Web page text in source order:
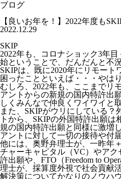
ブログ
【良いお年を！】2022年度も
2022.12.29
SKIP
2022年も、コロナショック3年
始ということで、だんだんと不
SKIPは、既に2020年にリモー
困ったことといえば・・・やは
むしろ、2022年も、ここまでリ
アントからの新規の国内特許出
しくみんなで仲良くワイワイと
また、SKIPがウリにしている
トから、SKIPの外国特許出願
規の国内特許出願と同様に激増
アントに対して一切の接待や付
他には、奥野弁理士が、一昨年
チャーキャピタル（VC）やア
許出願や、FTO（Freedom to
理士が、採算度外視で社会貢献
解決策についてかなりのノウハ